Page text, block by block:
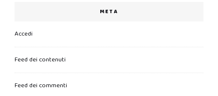
META
Accedi
Feed dei contenuti
Feed dei commenti